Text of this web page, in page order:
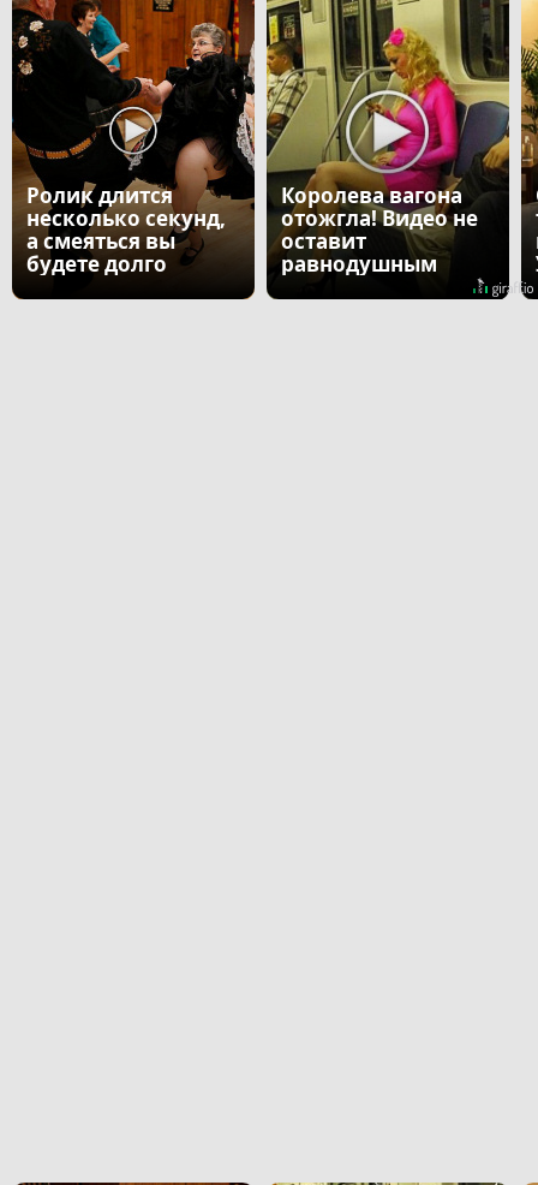
Ролик длится
несколько секунд,
а смеяться вы
будете долго
Королева вагона
отожгла! Видео не
оставит
равнодушным